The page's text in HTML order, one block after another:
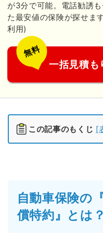
が3分で可能。電話勧誘
た最安値の保険が探せ
利用)
無料
一括見積も
この記事のもくじ [
自動車保険の
償特約』とは？